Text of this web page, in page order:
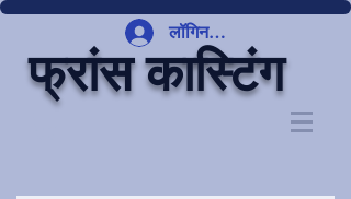
लॉगिन करें
फ्रांस कास्टिंग